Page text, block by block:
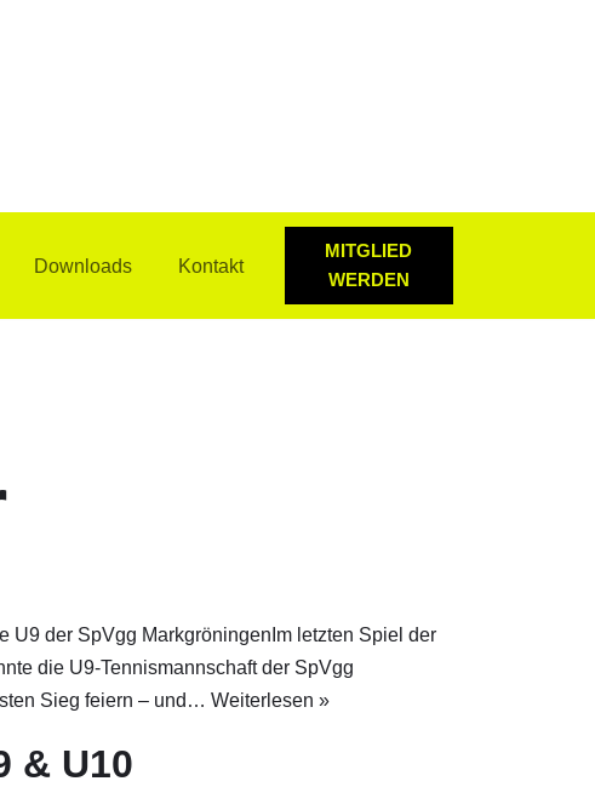
Downloads Kontakt
MITGLIED
WERDEN
U9 der SpVgg MarkgröningenIm letzten Spiel der
die U9-Tennismannschaft der SpVgg
Sieg feiern – und… Weiterlesen »
& U10